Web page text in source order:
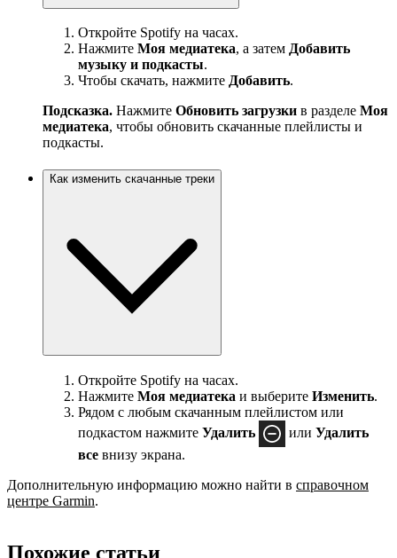
Откройте Spotify на часах.
Нажмите Моя медиатека, а затем Добавить
музыку и подкасты.
Чтобы скачать, нажмите Добавить.
Подсказка. Нажмите Обновить загрузки в разделе Моя
медиатека, чтобы обновить скачанные плейлисты и
подкасты.
Как изменить скачанные треки
Откройте Spotify на часах.
Нажмите Моя медиатека и выберите Изменить.
Рядом с любым скачанным плейлистом или
подкастом нажмите Удалить или Удалить
все внизу экрана.
Дополнительную информацию можно найти в справочном
центре Garmin.
Похожие статьи